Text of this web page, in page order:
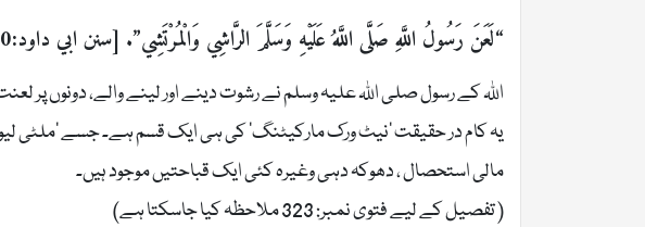
“لَعَنَ رَسُولُ اللَّهِ صَلَّى اللَّهُ عَلَيْهِ وَسَلَّمَ الرَّاشِي وَالْمُرْتَشِي”. [سنن ابي داود:3580، إرواء الغليل:2621]
اللہ کے رسول صلی اللہ علیہ وسلم نے رشوت دینے اور لینے والے، دونوں پر
یہ کام در حقیقت ’نیٹ ورک مارکیٹنگ‘ کی ہی ایک قسم ہے۔ جسے ’ملٹی
مالی استحصال ، دھوکہ دہی وغیرہ کئی ایک قباحتیں موجود ہیں۔
( تفصیل کے لیے فتوی نمبر: 323 ملاحظہ کیا جاسکتا ہے)